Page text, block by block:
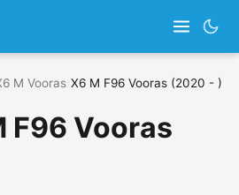
M Vooras X6 M F96 Vooras (2020 - )
F96 Vooras